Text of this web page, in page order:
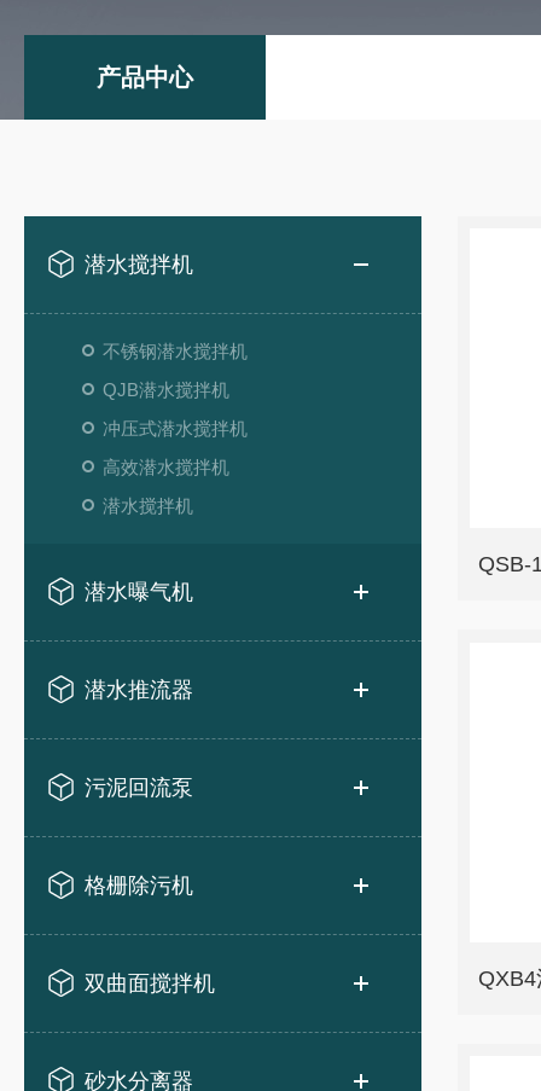
产品中心
潜水搅拌机
不锈钢潜水搅拌机
QJB潜水搅拌机
冲压式潜水搅拌机
高效潜水搅拌机
潜水搅拌机
潜水曝气机
潜水推流器
污泥回流泵
格栅除污机
双曲面搅拌机
砂水分离器
QSB-